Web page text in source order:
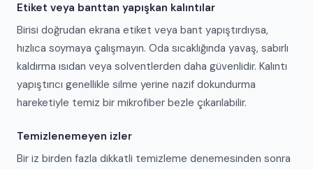
Etiket veya banttan yapışkan kalıntılar
Birisi doğrudan ekrana etiket veya bant yapıştırdıysa,
hızlıca soymaya çalışmayın. Oda sıcaklığında yavaş, sabırlı
kaldırma ısıdan veya solventlerden daha güvenlidir. Kalıntı
yapıştırıcı genellikle silme yerine nazif dokundurma
hareketiyle temiz bir mikrofiber bezle çıkarılabilir.
Temizlenemeyen izler
Bir iz birden fazla dikkatli temizleme denemesinden sonra